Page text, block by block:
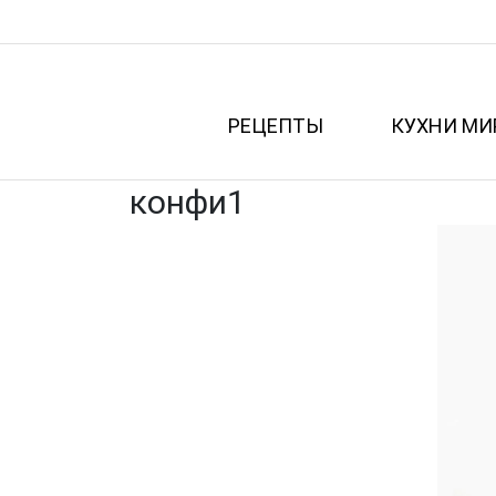
РЕЦЕПТЫ КУХНИ
конфи1